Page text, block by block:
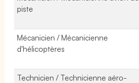
piste
Mécanicien / Mécanicienne
d'hélicoptères
Technicien / Technicienne aéro-